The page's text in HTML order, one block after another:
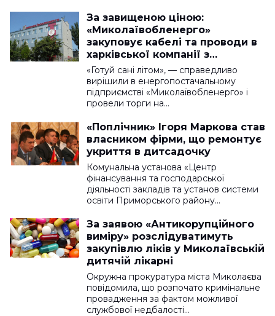
За завищеною ціною:
«Миколаївобленерго»
закуповує кабелі та проводи в
харківської компанії з
російськими зв’язками
«Готуй сані літом», — справедливо
вирішили в енергопостачальному
підприємстві «Миколаївобленерго» і
провели торги на…
«Поплічник» Ігоря Маркова став
власником фірми, що ремонтує
укриття в дитсадочку
Комунальна установа «Центр
фінансування та господарської
діяльності закладів та установ системи
освіти Приморського району…
За заявою «Антикорупційного
виміру» розслідуватимуть
закупівлю ліків у Миколаївській
дитячій лікарні
Окружна прокуратура міста Миколаєва
повідомила, що розпочато кримінальне
провадження за фактом можливої
службової недбалості…